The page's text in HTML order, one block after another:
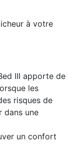
à votre
III apporte de
les
risques de
dans une
un confort